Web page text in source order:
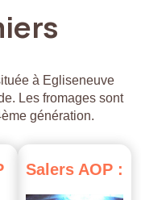
à Egliseneuve
Les fromages sont
génération.
Salers AOP :